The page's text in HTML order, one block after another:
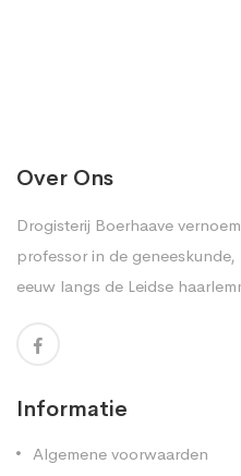
Over Ons
Drogisterij Boerhaave
professor in de
eeuw langs de Leidse
Informatie
Algemene voorwaarden